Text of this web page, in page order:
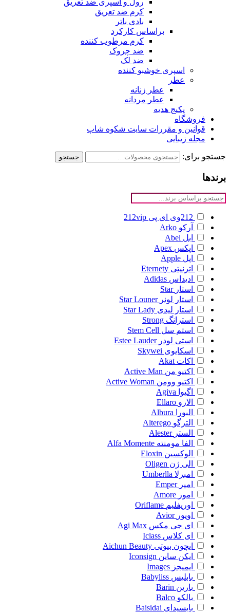
رول و اسپری ضد تعریق
کرم ضد تعریق
بادی باتر
براساس کارکرد
کرم مرطوب کننده
ضد چروک
ضد لک
اسپری خوشبو کننده
عطر
عطر زنانه
عطر مردانه
پکیج هدیه
فروشگاه
قوانین و مقررات سایت شکوه شاپ
مجله زیبایی
جستجو برای: جستجو
برندها
212وی ای پی
212vip
آرکو Arko
ابل Abel
اپکس Apex
اپل Apple
اترنیتی Eternety
ادیداس Adidas
استار Star
استار لونر Star Louner
استار لیدی Star Lady
استرانگ Strong
استم سل Stem Cell
استی لودر Estee Lauder
اسکایوی Skywei
اکات Akat
اکتیو من Active Man
اکتیو وومن Active Woman
اگیوا Agiva
الارو Ellaro
البورا
Albura
الترگو Alterego
الستر Alester
الفا مومنته Alfa Momente
الوکسین Eloxin
الی ژن Oligen
امبرلا Umberlla
امپر Emper
امور Amore
اوریفلیم Oriflame
اویور Avior
ای جی مکس Agi Max
ای کلاس Iclass
ایچون بیوتی Aichun Beauty
ایکن ساین Iconsign
ایمیجز Images
بابلیس Babyliss
بارین Barin
بالکو Balco
بایسیدای Baisidai